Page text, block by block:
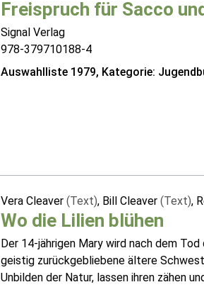
Freispruch für Sacco
Signal Verlag
978-379710188-4
Auswahlliste 1979, Kategorie:
Vera Cleaver (Text), Bill Cleaver (Text),
Wo die Lilien blühen
Der 14-jährigen Mary wird nach dem
geistig zurückgebliebene ältere
Unbilden der Natur, lassen ihren zähen